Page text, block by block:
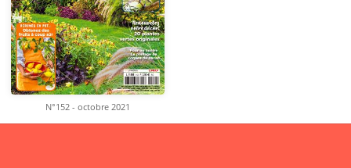
N°152 - octobre 2021